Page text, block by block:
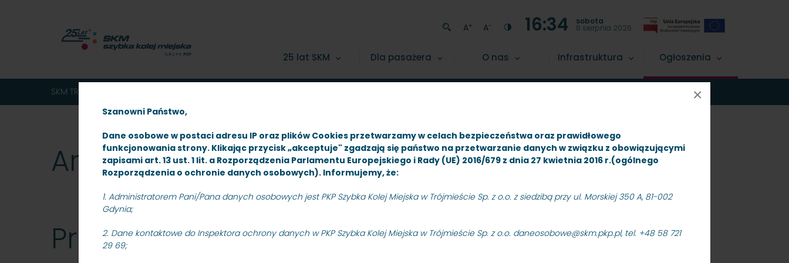
Szanowni Państwo,
Dane osobowe w postaci adresu IP oraz plików Cookies przetwarzamy w celach bezpieczeństwa oraz prawidłowego
funkcjonowania strony. Klikając przycisk „akceptuje" zgadzają się państwo na przetwarzanie danych w związku z obowiązującymi
zapisami art. 13 ust. 1 lit. a Rozporządzenia Parlamentu Europejskiego i Rady (UE) 2016/679 z dnia 27 kwietnia 2016 r.(ogólnego
Rozporządzenia o ochronie danych osobowych). Informujemy, że:
1. Administratorem Pani/Pana danych osobowych jest PKP Szybka Kolej Miejska w Trójmieście Sp. z o.o. z siedzibą przy ul. Morskiej 350 A, 81-002
Gdynia;
2. Dane kontaktowe do Inspektora ochrony danych w PKP Szybka Kolej Miejska w Trójmieście Sp. z o.o. daneosobowe@skm.pkp.pl, tel. +48 58 721
29 69;
×
DOSTĘPNOŚCI
A+ A- 16:34 sobota
8 sierpnia 2026
25 lat SKM Dla pasażera O nas Infrastruktura Ogłoszenia
SKM TRÓJMIASTO Przetarg nieograniczony na zakup energii elektrycznej nietrakcyjnej na rok 2023 [SKMMU.086.48.22]
Archiwum
Przetarg nieograniczony na zakup energii